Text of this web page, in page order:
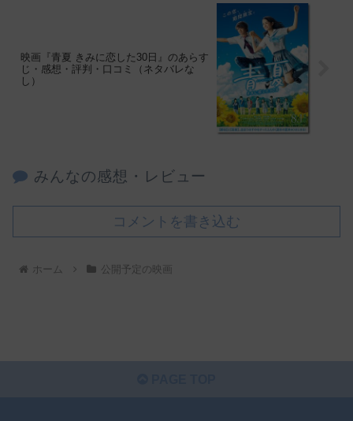
映画『青夏 きみに恋した30日』のあらす
じ・感想・評判・口コミ（ネタバレな
し）
みんなの感想・レビュー
コメントを書き込む
ホーム 公開予定の映画